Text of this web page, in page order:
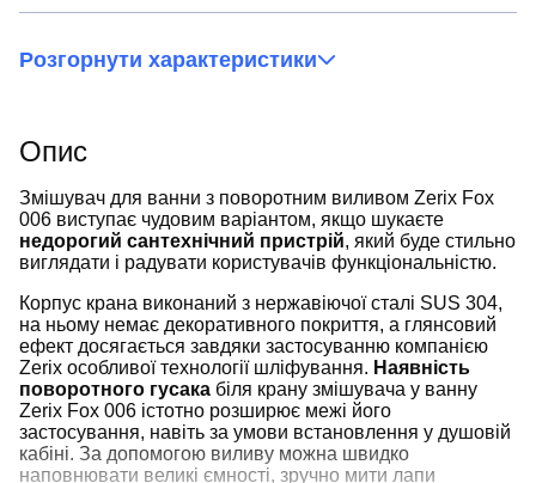
Розгорнути характеристики
Опис
Змішувач для ванни з поворотним виливом Zerix Fox
006 виступає чудовим варіантом, якщо шукаєте
недорогий сантехнічний пристрій, який буде стильно
виглядати і радувати користувачів функціональністю.
Корпус крана виконаний з нержавіючої сталі SUS 304,
на ньому немає декоративного покриття, а глянсовий
ефект досягається завдяки застосуванню компанією
Zerix особливої технології шліфування. Наявність
поворотного гусака біля крану змішувача у ванну
Zerix Fox 006 істотно розширює межі його
застосування, навіть за умови встановлення у душовій
кабіні. За допомогою виливу можна швидко
наповнювати великі ємності, зручно мити лапи